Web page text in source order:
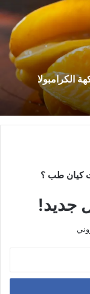
الكرامبولا
كيان طب ؟
جديد!